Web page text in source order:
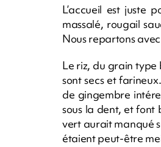
L’accueil est juste
massalé, rougail
Nous repartons
Le riz, du grain type
sont secs et
de gingembre
sous la dent, et font
vert aurait manqué
étaient peut-être